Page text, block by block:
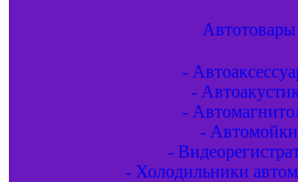
Автотовары
-
-
-
- Автомойки
-
- Холодильники